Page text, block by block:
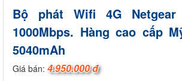
Bộ phát Wifi 4G
1000Mbps. Hàng cao cấp
5040mAh
Giá bán: 4.950.000 đ